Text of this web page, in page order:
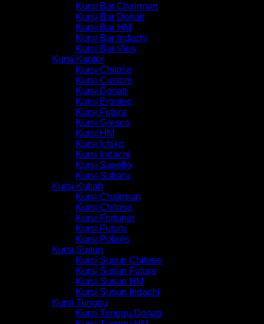
Kursi Bar Chairman
Kursi Bar Donati
Kursi Bar HM
Kursi Bar Indachi
Kursi Bar Vios
Kursi Kantor
Kursi Chitose
Kursi Custom
Kursi Donati
Kursi Ergotec
Kursi Futura
Kursi Gresco
Kursi HM
Kursi Ichiko
Kursi Indachi
Kursi Savello
Kursi Subaru
Kursi Kuliah
Kursi Chairman
Kursi Chitose
Kursi Fortuner
Kursi Futura
Kursi Polaris
Kursi Susun
Kursi Susun Chitose
Kursi Susun Futura
Kursi Susun HM
Kursi Susun Indachi
Kursi Tunggu
Kursi Tunggu Donati